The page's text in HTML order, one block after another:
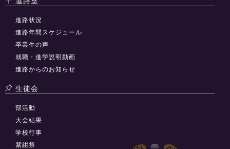
進路状況
進路年間スケジュール
卒業生の声
就職・進学説明動画
進路からのお知らせ
生徒会
部活動
大会結果
学校行事
紫紺祭